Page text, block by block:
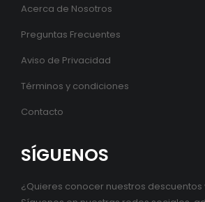
Acerca de Nosotros
Preguntas Frecuentes
Aviso de Privacidad
Términos y condiciones
Contacto
SÍGUENOS
¿Quieres conocer nuestros descuentos